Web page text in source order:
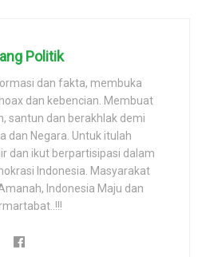
Politik
dan fakta, membuka
dan kebencian. Membuat
santun dan berakhlak demi
dan Negara. Untuk itulah
dan ikut berpartisipasi dalam
Indonesia. Masyarakat
Indonesia Maju dan